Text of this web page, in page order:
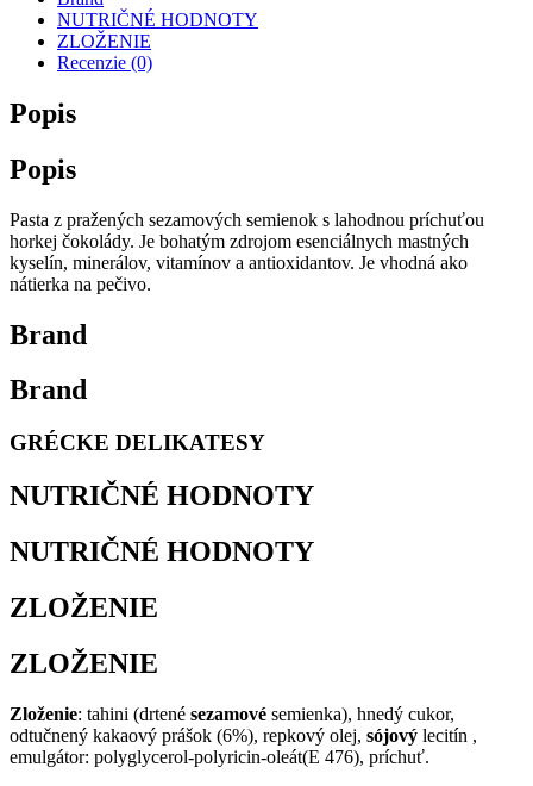
NUTRIČNÉ HODNOTY
ZLOŽENIE
Recenzie (0)
Popis
Popis
Pasta z pražených sezamových semienok s lahodnou príchuťou
horkej čokolády. Je bohatým zdrojom esenciálnych mastných
kyselín, minerálov, vitamínov a antioxidantov. Je vhodná ako
nátierka na pečivo.
Brand
Brand
GRÉCKE DELIKATESY
NUTRIČNÉ HODNOTY
NUTRIČNÉ HODNOTY
ZLOŽENIE
ZLOŽENIE
Zloženie: tahini (drtené sezamové semienka), hnedý cukor,
odtučnený kakaový prášok (6%), repkový olej, sójový lecitín ,
emulgátor: polyglycerol-polyricin-oleát(E 476), príchuť.